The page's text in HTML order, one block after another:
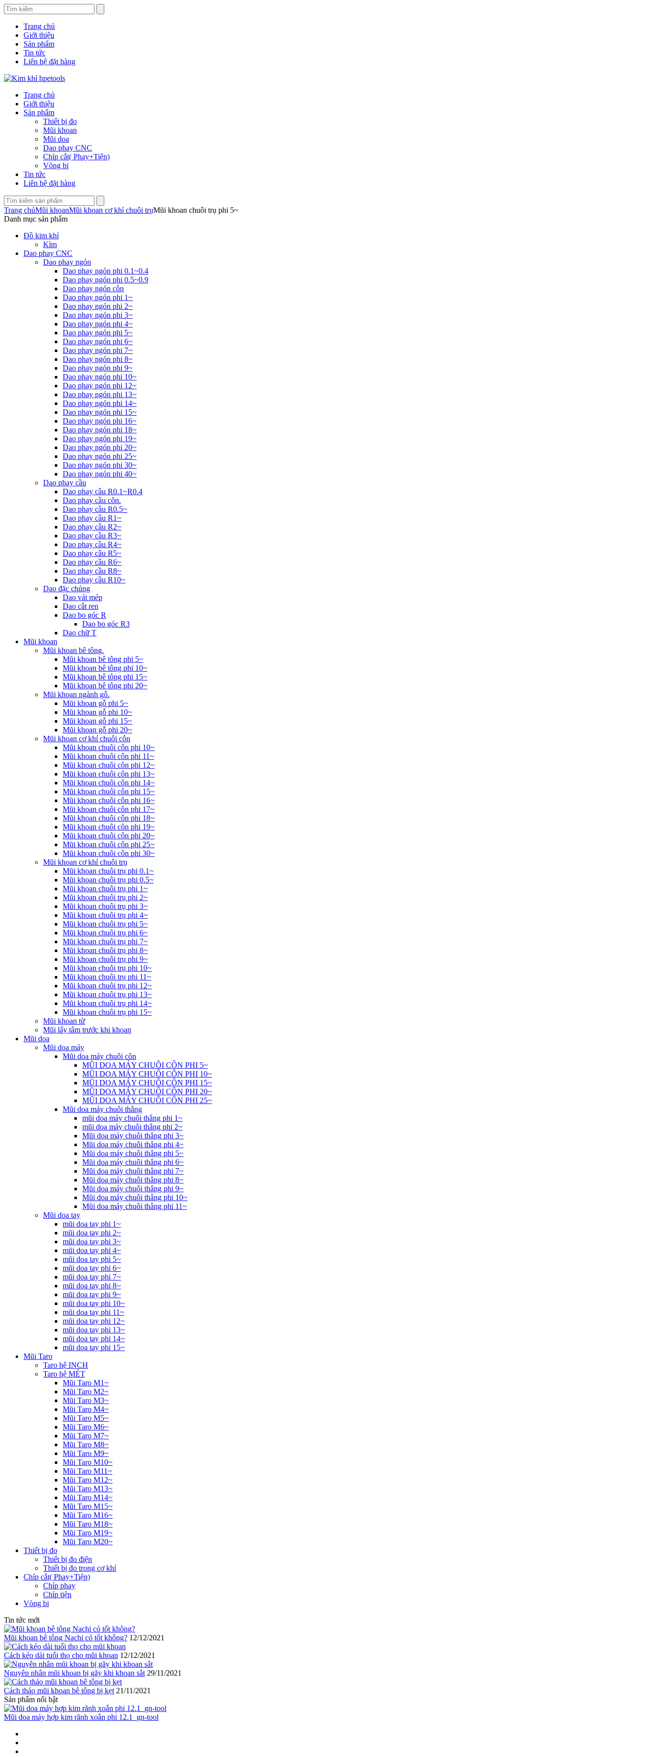
Trang chủ
Giới thiệu
Sản phẩm
Tin tức
Liên hệ đặt hàng
Trang chủ
Giới thiệu
Sản phẩm
Thiết bị đo
Mũi khoan
Mũi doa
Dao phay CNC
Chíp cắt( Phay+Tiện)
Vòng bi
Tin tức
Liên hệ đặt hàng
Trang chủMũi khoanMũi khoan cơ khí chuôi trụMũi khoan chuôi trụ phi 5~
Danh mục sản phẩm
Đồ kim khí
Kìm
Dao phay CNC
Dao phay ngón
Dao phay ngón phi 0.1~0.4
Dao phay ngón phi 0.5~0.9
Dao phay ngón côn
Dao phay ngón phi 1~
Dao phay ngón phi 2~
Dao phay ngón phi 3~
Dao phay ngón phi 4~
Dao phay ngón phi 5~
Dao phay ngón phi 6~
Dao phay ngón phi 7~
Dao phay ngón phi 8~
Dao phay ngón phi 9~
Dao phay ngón phi 10~
Dao phay ngón phi 12~
Dao phay ngón phi 13~
Dao phay ngón phi 14~
Dao phay ngón phi 15~
Dao phay ngón phi 16~
Dao phay ngón phi 18~
Dao phay ngón phi 19~
Dao phay ngón phi 20~
Dao phay ngón phi 25~
Dao phay ngón phi 30~
Dao phay ngón phi 40~
Dao phay cầu
Dao phay cầu R0.1~R0.4
Dao phay cầu côn.
Dao phay cầu R0.5~
Dao phay cầu R1~
Dao phay cầu R2~
Dao phay cầu R3~
Dao phay cầu R4~
Dao phay cầu R5~
Dao phay cầu R6~
Dao phay cầu R8~
Dao phay cầu R10~
Dao đặc chủng
Dao vát mép
Dao cắt ren
Dao bo góc R
Dao bo góc R3
Dao chữ T
Mũi khoan
Mũi khoan bê tông.
Mũi khoan bê tông phi 5~
Mũi khoan bê tông phi 10~
Mũi khoan bê tông phi 15~
Mũi khoan bê tông phi 20~
Mũi khoan ngành gỗ.
Mũi khoan gỗ phi 5~
Mũi khoan gỗ phi 10~
Mũi khoan gỗ phi 15~
Mũi khoan gỗ phi 20~
Mũi khoan cơ khí chuôi côn
Mũi khoan chuôi côn phi 10~
Mũi khoan chuôi côn phi 11~
Mũi khoan chuôi côn phi 12~
Mũi khoan chuôi côn phi 13~
Mũi khoan chuôi côn phi 14~
Mũi khoan chuôi côn phi 15~
Mũi khoan chuôi côn phi 16~
Mũi khoan chuôi côn phi 17~
Mũi khoan chuôi côn phi 18~
Mũi khoan chuôi côn phi 19~
Mũi khoan chuôi côn phi 20~
Mũi khoan chuôi côn phi 25~
Mũi khoan chuôi côn phi 30~
Mũi khoan cơ khí chuôi trụ
Mũi khoan chuôi trụ phi 0.1~
Mũi khoan chuôi trụ phi 0.5~
Mũi khoan chuôi trụ phi 1~
Mũi khoan chuôi trụ phi 2~
Mũi khoan chuôi trụ phi 3~
Mũi khoan chuôi trụ phi 4~
Mũi khoan chuôi trụ phi 5~
Mũi khoan chuôi trụ phi 6~
Mũi khoan chuôi trụ phi 7~
Mũi khoan chuôi trụ phi 8~
Mũi khoan chuôi trụ phi 9~
Mũi khoan chuôi trụ phi 10~
Mũi khoan chuôi trụ phi 11~
Mũi khoan chuôi trụ phi 12~
Mũi khoan chuôi trụ phi 13~
Mũi khoan chuôi trụ phi 14~
Mũi khoan chuôi trụ phi 15~
Mũi khoan từ
Mũi lấy tâm trước khi khoan
Mũi doa
Mũi doa máy
Mũi doa máy chuôi côn
MŨI DOA MÁY CHUÔI CÔN PHI 5~
MŨI DOA MÁY CHUÔI CÔN PHI 10~
MŨI DOA MÁY CHUÔI CÔN PHI 15~
MŨI DOA MÁY CHUÔI CÔN PHI 20~
MŨI DOA MÁY CHUÔI CÔN PHI 25~
Mũi doa máy chuôi thẳng
mũi doa máy chuôi thẳng phi 1~
mũi doa máy chuôi thẳng phi 2~
Mũi doa máy chuôi thẳng phi 3~
Mũi doa máy chuôi thẳng phi 4~
Mũi doa máy chuôi thẳng phi 5~
Mũi doa máy chuôi thẳng phi 6~
Mũi doa máy chuôi thẳng phi 7~
Mũi doa máy chuôi thẳng phi 8~
Mũi doa máy chuôi thẳng phi 9~
Mũi doa máy chuôi thẳng phi 10~
Mũi doa máy chuôi thẳng phi 11~
Mũi doa tay
mũi doa tay phi 1~
mũi doa tay phi 2~
mũi doa tay phi 3~
mũi doa tay phi 4~
mũi doa tay phi 5~
mũi doa tay phi 6~
mũi doa tay phi 7~
mũi doa tay phi 8~
mũi doa tay phi 9~
mũi doa tay phi 10~
mũi doa tay phi 11~
mũi doa tay phi 12~
mũi doa tay phi 13~
mũi doa tay phi 14~
mũi doa tay phi 15~
Mũi Taro
Taro hệ INCH
Taro hệ MÉT
Mũi Taro M1~
Mũi Taro M2~
Mũi Taro M3~
Mũi Taro M4~
Mũi Taro M5~
Mũi Taro M6~
Mũi Taro M7~
Mũi Taro M8~
Mũi Taro M9~
Mũi Taro M10~
Mũi Taro M11~
Mũi Taro M12~
Mũi Taro M13~
Mũi Taro M14~
Mũi Taro M15~
Mũi Taro M16~
Mũi Taro M18~
Mũi Taro M19~
Mũi Taro M20~
Thiết bị đo
Thiết bị đo điện
Thiết bị đo trong cơ khí
Chíp cắt( Phay+Tiện)
Chíp phay
Chíp tiện
Vòng bi
Tin tức mới
Mũi khoan bê tông Nachi có tốt không? 12/12/2021
Cách kéo dài tuổi thọ cho mũi khoan 12/12/2021
Nguyên nhân mũi khoan bị gãy khi khoan sắt 29/11/2021
Cách tháo mũi khoan bê tông bị kẹt 21/11/2021
Sản phẩm nổi bật
Mũi doa máy hợp kim rãnh xoắn phi 12.1_gn-tool